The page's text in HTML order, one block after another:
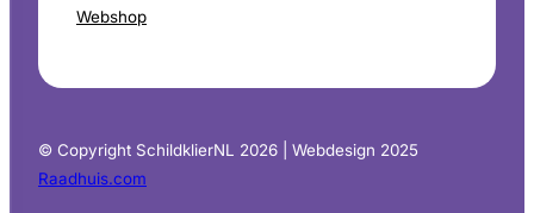
Webshop
© Copyright SchildklierNL 2026 | Webdesign 2025
Raadhuis.com